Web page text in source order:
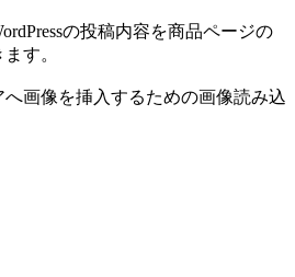
の投稿内容を商品ページの
す。
画像を挿入するための画像読み込